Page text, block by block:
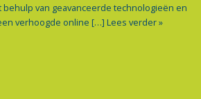
van geavanceerde technologieën en
verhoogde online […] Lees verder »